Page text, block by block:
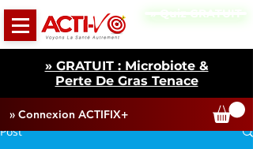
» Connexion ACTIFIX+
» GRATUIT : Microbiote &
Perte De Gras Tenace
» Quiz GRATUIT
Post